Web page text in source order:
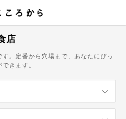
店
。定番から穴場まで、あなたにぴっ
きます。